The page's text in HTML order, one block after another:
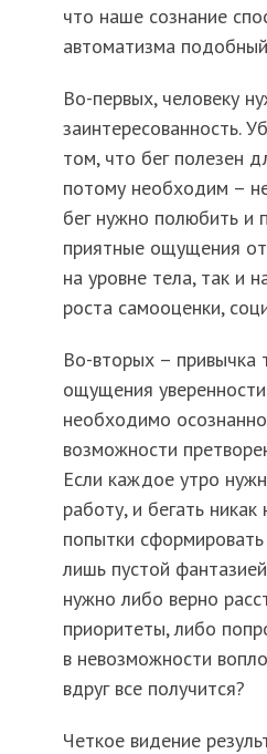
что наше сознание
автоматизма
Во-первых, человеку
заинтересованность.
том, что бег полезен
потому необходим –
бег нужно полюбить и
приятные ощущения от
на уровне тела, так и
роста самооценки,
Во-вторых – привычка
ощущения
необходимо
возможности
Если каждое утро
работу, и бегать
попытки сформировать
лишь пустой
нужно либо верно
приоритеты, либо
в невозможности
вдруг все получится?
Четкое видение